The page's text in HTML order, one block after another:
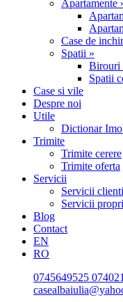
Apartamente
Case de
Spatii »
Birouri
Spatii
Case si vile
Despre noi
Utile
Dictionar
Trimite
Trimite cerere
Trimite oferta
Servicii
Servicii clienti
Servicii
Blog
Contact
EN
RO
0745649525